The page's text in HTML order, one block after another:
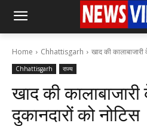
Home Chhattisgarh खाद की
Chhattisgarh राज्य
खाद की
दुकानदारों को नोटिस